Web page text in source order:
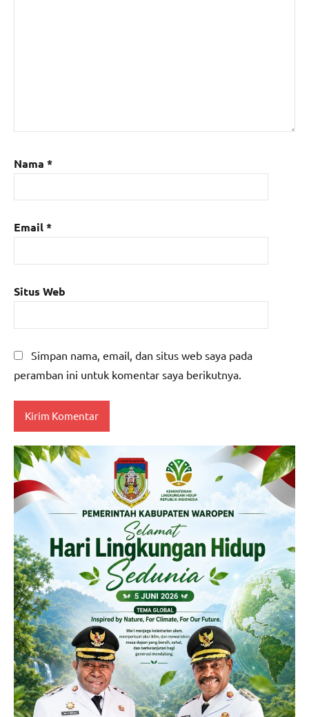
Nama *
Email*
Situs Web
Simpan nama, email, dan situs web saya pada
peramban ini untuk komentar saya berikutnya.